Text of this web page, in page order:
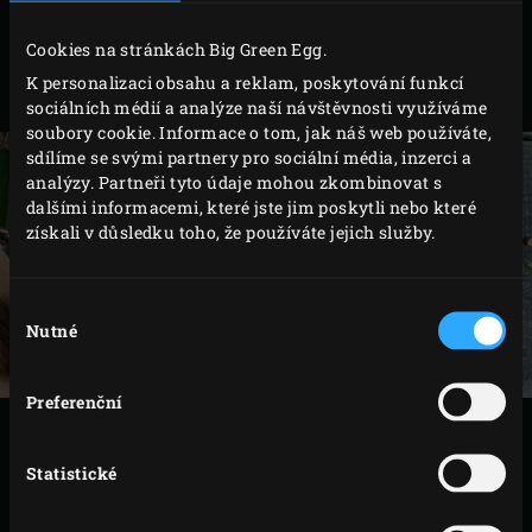
Cookies na stránkách Big Green Egg.
K personalizaci obsahu a reklam, poskytování funkcí
sociálních médií a analýze naší návštěvnosti využíváme
soubory cookie. Informace o tom, jak náš web používáte,
sdílíme se svými partnery pro sociální média, inzerci a
analýzy. Partneři tyto údaje mohou zkombinovat s
dalšími informacemi, které jste jim poskytli nebo které
získali v důsledku toho, že používáte jejich služby.
souhlasu
Nutné
Preferenční
Statistické
banán zamotejte do cedrového dřevěného plátu a
převázejte řeznickým provázkem.
Banány položte na rošt a zavřete víko EGG. Nechte